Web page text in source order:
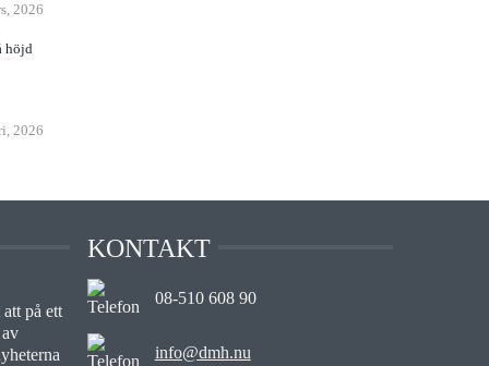
2026
höjd
2026
på ett
KONTAKT
08-510 608 90
info@dmh.nu